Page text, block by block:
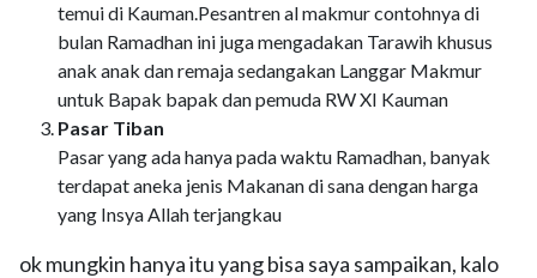
temui di Kauman.Pesantren al makmur contohnya di
bulan Ramadhan ini juga mengadakan Tarawih khusus
anak anak dan remaja sedangakan Langgar Makmur
untuk Bapak bapak dan pemuda RW XI Kauman
Pasar Tiban
Pasar yang ada hanya pada waktu Ramadhan, banyak
terdapat aneka jenis Makanan di sana dengan harga
yang Insya Allah terjangkau
ok mungkin hanya itu yang bisa saya sampaikan, kalo